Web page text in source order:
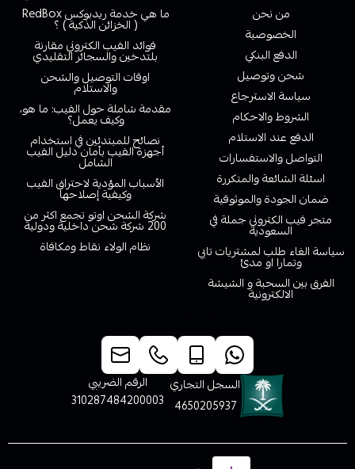
من نحن
الخصوصية
الدفع البنكي
شحن وتوصيل
سياسة الاسترجاع
الشروط والاحكام
الدفع عند الاستلام
التواصل والاستفسارات
اسئلة الشائعة والمتكررة
ضمان الجودة والموثوقية
متجر فيب الكتروني جملة في
السعودية
سياسة الغاء طلب لمشتريات تابي
وتمارا او مدئ
الفرق بين السحبة و الشيشة
الالكترونية
ما هي خدمة ريدبوكس RedBox
( الخزائن الذكية ) ؟
فوائد الفيب الكتروني مقارنة
بلتدخين والسجائر التقليدي
اوقات التوصيل والشحن
والاستلام
مقدمة شاملة حول الفيب: ما هو،
وكيف يعمل؟
نصائح للمبتدئين في استخدام
أجهزة الفيب بأمان دليل الفيب
الشامل
الأسباب المؤدية لاحتراق الفيب
وكيفية إصلاحها
شركة الشحن اوتو تجمع اكثر من
200 شركة شحن داخلية ودولية
نظام الولاء نقاط ومكافاة
السجل التجاري
4650205937
الرقم الضريبي
310287484200003